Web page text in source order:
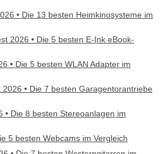
• Die 13 besten Heimkinosysteme im
2026 • Die 5 besten E-Ink eBook-
• Die 5 besten WLAN Adapter im
• Die 7 besten Garagentorantriebe
• Die 8 besten Stereoanlagen im
5 besten Webcams im Vergleich